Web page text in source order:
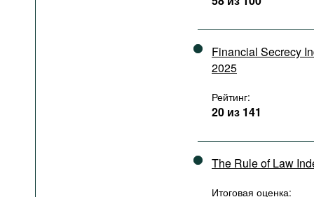
Financial Secrecy
2025
Рейтинг:
20 из 141
The Rule of Law
Итоговая оценка: